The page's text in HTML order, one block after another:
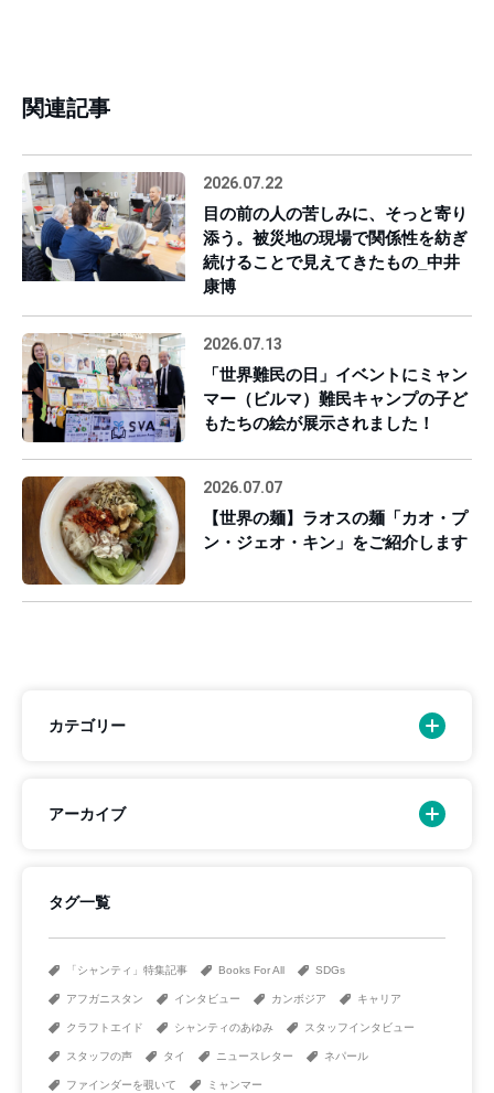
関連記事
2026.07.22
目の前の人の苦しみに、そっと寄り
添う。被災地の現場で関係性を紡ぎ
続けることで見えてきたもの_中井
康博
2026.07.13
「世界難民の日」イベントにミャン
マー（ビルマ）難民キャンプの子ど
もたちの絵が展示されました！
2026.07.07
【世界の麺】ラオスの麺「カオ・プ
ン・ジェオ・キン」をご紹介します
カテゴリー
アーカイブ
タグ一覧
「シャンティ」特集記事 Books For All SDGs
アフガニスタン インタビュー カンボジア キャリア
クラフトエイド シャンティのあゆみ スタッフインタビュー
スタッフの声 タイ ニュースレター ネパール
ファインダーを覗いて ミャンマー